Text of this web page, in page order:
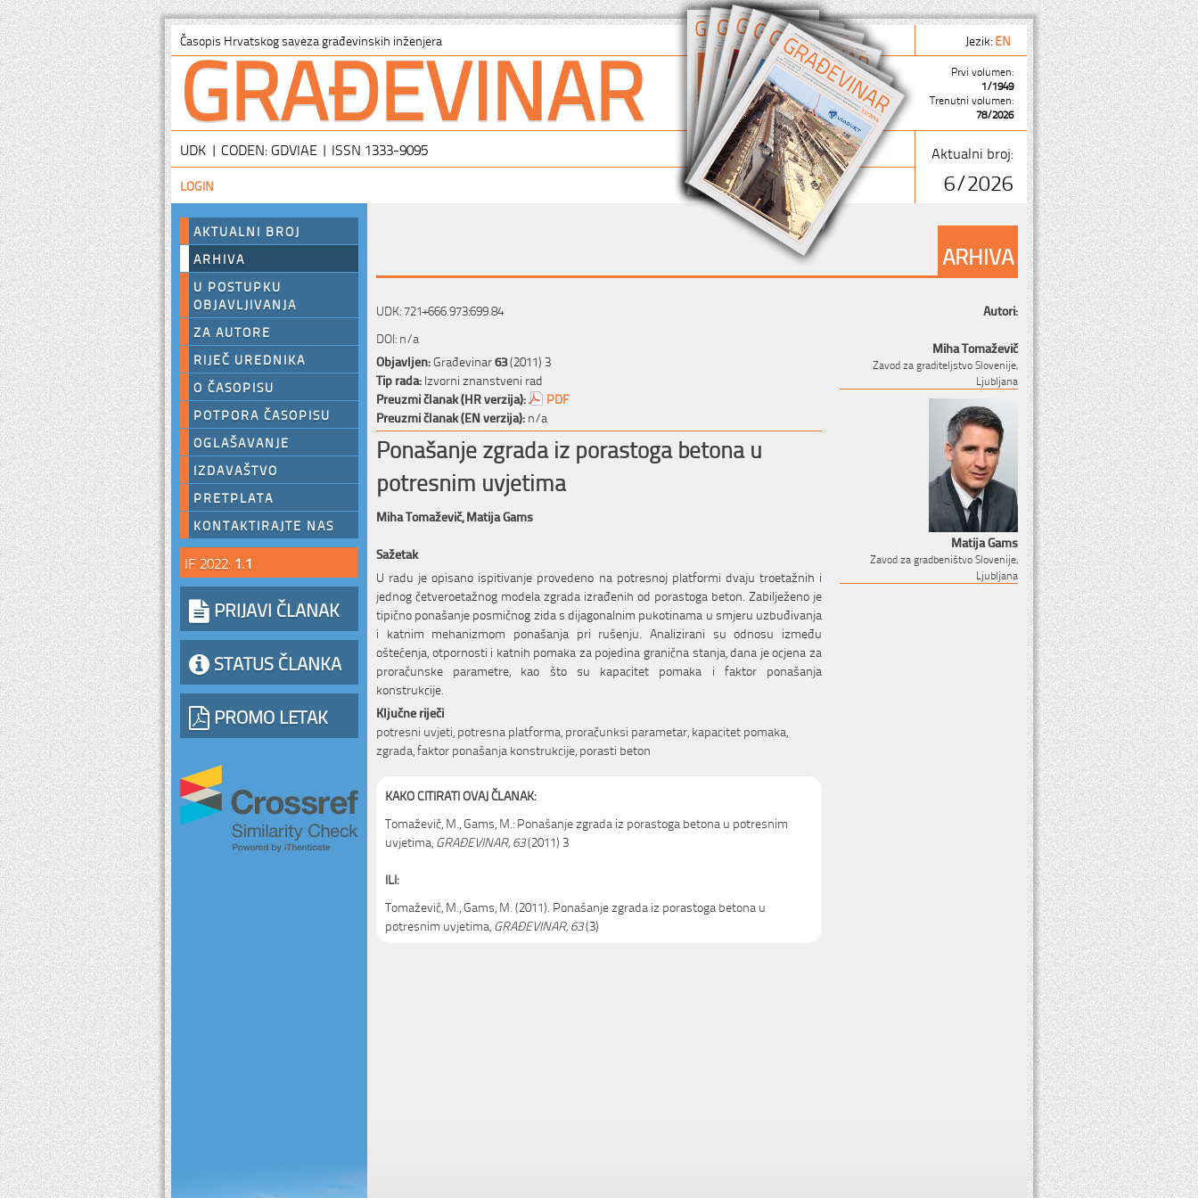
Časopis Hrvatskog saveza građevinskih inženjera Jezik:EN
GRAĐEVINAR
Prvi volumen:
1/1949
Trenutni volumen:
78/2026
UDK | CODEN: GDVIAE | ISSN 1333-9095 Aktualni broj:
6/2026
LOGIN
AKTUALNI BROJ
ARHIVA
U POSTUPKU
OBJAVLJIVANJA
ZA AUTORE
RIJEČ UREDNIKA
O ČASOPISU
POTPORA ČASOPISU
OGLAŠAVANJE
IZDAVAŠTVO
PRETPLATA
KONTAKTIRAJTE NAS
IF 2022: 1.1
PRIJAVI ČLANAK
STATUS ČLANKA
PROMO LETAK
ARHIVA
UDK: 721+666.973:699.84
DOI: n/a
Objavljen:Građevinar63(2011) 3
Tip rada:Izvorni znanstveni rad
Preuzmi članak (HR verzija):
PDF
Preuzmi članak (EN verzija):n/a
Ponašanje zgrada iz porastoga betona u
potresnim uvjetima
Miha Tomaževič,Matija Gams
Sažetak
U radu je opisano ispitivanje provedeno na potresnoj platformi dvaju troetažnih i
jednog četveroetažnog modela zgrada izrađenih od porastoga beton. Zabilježeno je
tipično ponašanje posmičnog zida s dijagonalnim pukotinama u smjeru uzbuđivanja
i katnim mehanizmom ponašanja pri rušenju. Analizirani su odnosu između
oštećenja, otpornosti i katnih pomaka za pojedina granična stanja, dana je ocjena za
proračunske parametre, kao što su kapacitet pomaka i faktor ponašanja
konstrukcije.
Ključne riječi
potresni uvjeti, potresna platforma, proračunksi parametar, kapacitet pomaka,
zgrada, faktor ponašanja konstrukcije, porasti beton
KAKO CITIRATI OVAJ ČLANAK:
Tomaževič, M., Gams, M.: Ponašanje zgrada iz porastoga betona u potresnim
uvjetima, GRAĐEVINAR, 63(2011) 3
ILI:
Tomaževič, M., Gams, M. (2011). Ponašanje zgrada iz porastoga betona u
potresnim uvjetima, GRAĐEVINAR, 63(3)
Autori:
Miha Tomaževič
Zavod za graditeljstvo Slovenije,
Ljubljana
Matija Gams
Zavod za gradbeništvo Slovenije,
Ljubljana